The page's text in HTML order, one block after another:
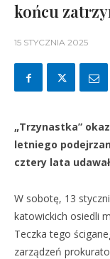
końcu
15 STYCZNIA 2025
„Trzynastka”
letniego
cztery lata
W sobotę, 13
katowickich osiedli
Teczka tego
zarządzeń